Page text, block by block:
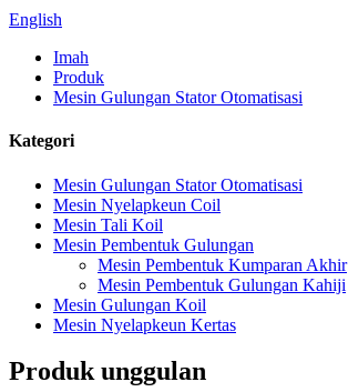
English
Imah
Produk
Mesin Gulungan Stator Otomatisasi
Kategori
Mesin Gulungan Stator Otomatisasi
Mesin Nyelapkeun Coil
Mesin Tali Koil
Mesin Pembentuk Gulungan
Mesin Pembentuk Kumparan Akhir
Mesin Pembentuk Gulungan Kahiji
Mesin Gulungan Koil
Mesin Nyelapkeun Kertas
Produk unggulan